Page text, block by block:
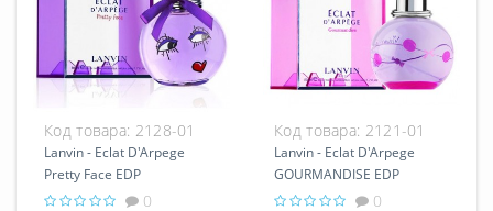
Код товара: 2128-01
Lanvin - Eclat D'Arpege
Pretty Face EDP
0
Код товара: 2121-01
Lanvin - Eclat D'Arpege
GOURMANDISE EDP
0